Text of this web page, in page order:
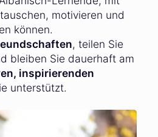
motivieren und
können.
, teilen Sie
bleiben Sie dauerhaft am
inspirierenden
unterstützt.